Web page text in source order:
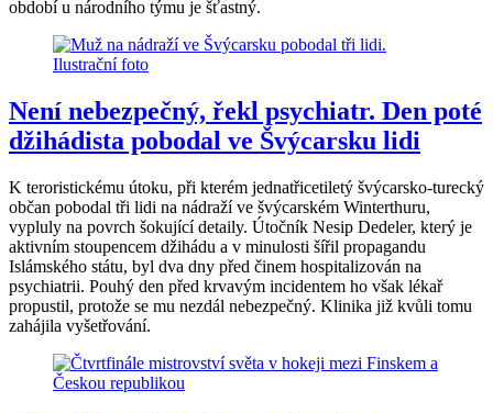
období u národního týmu je šťastný.
Není nebezpečný, řekl psychiatr. Den poté
džihádista pobodal ve Švýcarsku lidi
K teroristickému útoku, při kterém jednatřicetiletý švýcarsko-turecký
občan pobodal tři lidi na nádraží ve švýcarském Winterthuru,
vypluly na povrch šokující detaily. Útočník Nesip Dedeler, který je
aktivním stoupencem džihádu a v minulosti šířil propagandu
Islámského státu, byl dva dny před činem hospitalizován na
psychiatrii. Pouhý den před krvavým incidentem ho však lékař
propustil, protože se mu nezdál nebezpečný. Klinika již kvůli tomu
zahájila vyšetřování.